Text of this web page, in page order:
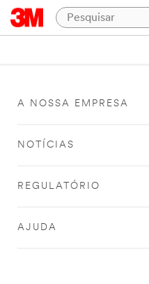
A NOSSA EMPRESA
NOTÍCIAS
REGULATÓRIO
AJUDA